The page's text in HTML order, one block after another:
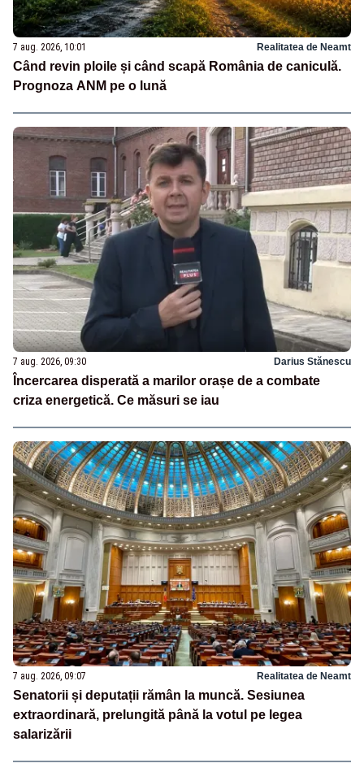
7 aug. 2026, 10:01 Realitatea de Neamt
Când revin ploile și când scapă România de caniculă.
Prognoza ANM pe o lună
7 aug. 2026, 09:30 Darius Stănescu
Încercarea disperată a marilor orașe de a combate
criza energetică. Ce măsuri se iau
7 aug. 2026, 09:07 Realitatea de Neamt
Senatorii și deputații rămân la muncă. Sesiunea
extraordinară, prelungită până la votul pe legea
salarizării